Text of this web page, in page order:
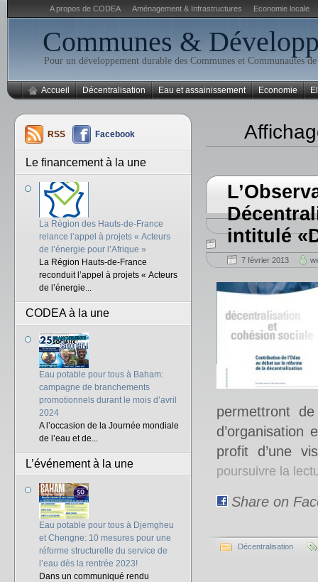
A propos de CODEA Aménagement & Infrastructures Economie locale
Communes &
Pour un développement durable des Communes et Communautés
Accueil Décentralisation Eau et assainissement Economie
intitulé
7 février 2013
permettront
d’organisation
profit d’une
poursuivre la
Share on
Décentralisation
RSS Facebook
Le financement à la une
La Région des Hauts-de-France
relance l’appel à projets « Acteurs
de l’énergie pour l’Afrique »
La Région Hauts-de-France
reconduit l’appel à projets « Acteurs
de l’énergie...
CODEA à la une
Eau potable pour tous à Baham:
campagne de branchements
promotionnels durant le mois d’avril
2024
A l’occasion de la Journée mondiale
de l’eau et de...
L’événement à la une
Eau potable pour tous à Djemgheu
et Chengne: 10 mesures pour une
réforme structurelle du service de
l’eau dès la rentrée 2023!
Dans un communiqué rendu